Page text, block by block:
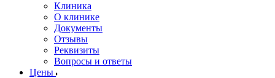
Клиника
О клинике
Документы
Отзывы
Реквизиты
Вопросы и ответы
Цены